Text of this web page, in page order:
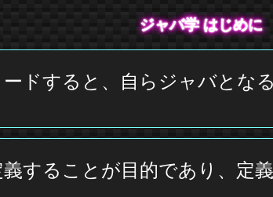
ジャバ学 はじめに
ドすると、自らジャバとな
することが目的であり、定